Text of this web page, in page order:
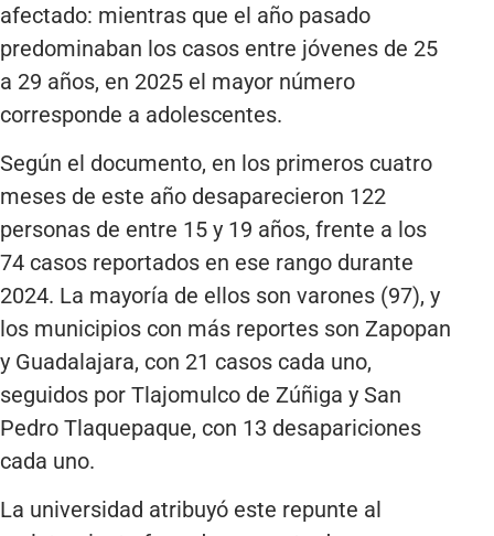
afectado: mientras que el año pasado
predominaban los casos entre jóvenes de 25
a 29 años, en 2025 el mayor número
corresponde a adolescentes.
Según el documento, en los primeros cuatro
meses de este año desaparecieron 122
personas de entre 15 y 19 años, frente a los
74 casos reportados en ese rango durante
2024. La mayoría de ellos son varones (97), y
los municipios con más reportes son Zapopan
y Guadalajara, con 21 casos cada uno,
seguidos por Tlajomulco de Zúñiga y San
Pedro Tlaquepaque, con 13 desapariciones
cada uno.
La universidad atribuyó este repunte al